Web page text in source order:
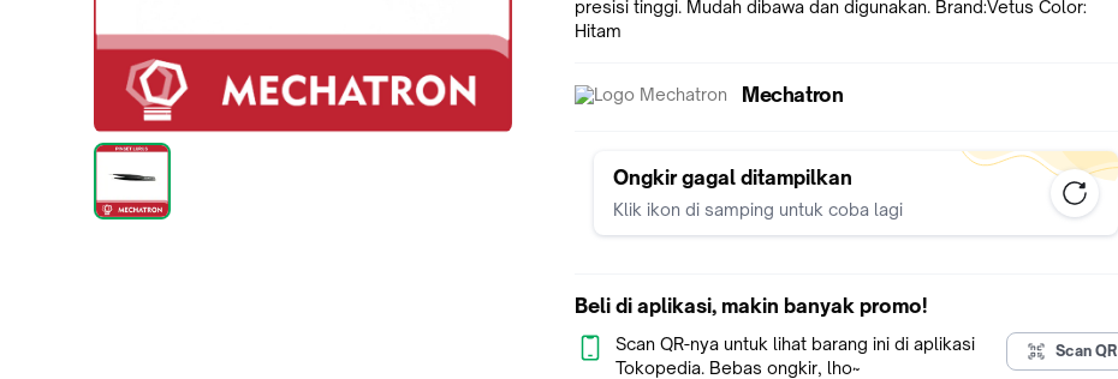
presisi tinggi. Mudah dibawa dan digunakan. Brand:Vetus Color:
Hitam
Mechatron
Ongkir gagal ditampilkan
Klik ikon di samping untuk coba lagi
Beli di aplikasi, makin banyak promo!
Scan QR-nya untuk lihat barang ini di aplikasi
Tokopedia. Bebas ongkir, lho~
Scan QR